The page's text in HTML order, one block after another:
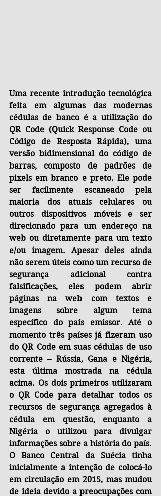
Uma recente introdução tecnológica
feita em algumas das modernas
cédulas de banco é a utilização do
QR Code (Quick Response Code ou
Código de Resposta Rápida), uma
versão bidimensional do código de
barras, composto de padrões de
pixels em branco e preto. Ele pode
ser facilmente escaneado pela
maioria dos atuais celulares ou
outros dispositivos móveis e ser
direcionado para um endereço na
web ou diretamente para um texto
e/ou imagem. Apesar deles ainda
não serem úteis como um recurso de
segurança adicional contra
falsificações, eles podem abrir
páginas na web com textos e
imagens sobre algum tema
específico do país emissor. Até o
momento três países já fizeram uso
do QR Code em suas cédulas de uso
corrente – Rússia, Gana e Nigéria,
esta última mostrada na cédula
acima. Os dois primeiros utilizaram
o QR Code para detalhar todos os
recursos de segurança agregados à
cédula em questão, enquanto a
Nigéria o utilizou para divulgar
informações sobre a história do país.
O Banco Central da Suécia tinha
inicialmente a intenção de colocá-lo
em circulação em 2015, mas mudou
de ideia devido a preocupações com